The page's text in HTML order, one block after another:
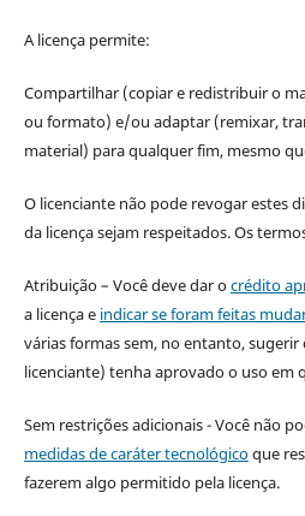
A licença permite:
Compartilhar (copiar e redistribuir o
ou formato) e/ou adaptar (remixar,
material) para qualquer fim, mesmo
O licenciante não pode revogar estes
da licença sejam respeitados. Os
Atribuição – Você deve dar ocrédito
a licença e indicar se foram feitas
várias formas sem, no entanto, sugerir
licenciante) tenha aprovado o uso em
Sem restrições adicionais - Você não
medidas de caráter tecnológicoque
fazerem algo permitido pela licença.